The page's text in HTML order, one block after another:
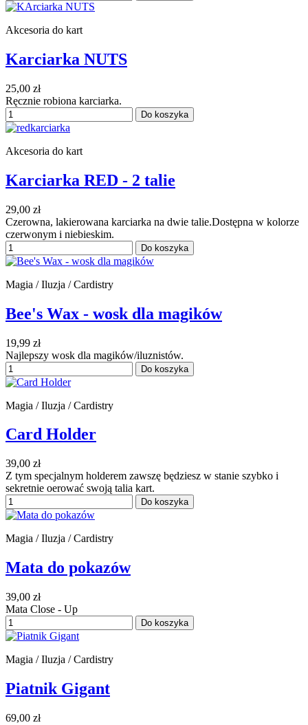
Akcesoria do kart
Karciarka NUTS
25,00 zł
Ręcznie robiona karciarka.
Do koszyka
Akcesoria do kart
Karciarka RED - 2 talie
29,00 zł
Czerowna, lakierowana karciarka na dwie talie.Dostępna w kolorze
czerwonym i niebieskim.
Do koszyka
Magia / Iluzja / Cardistry
Bee's Wax - wosk dla magików
19,99 zł
Najlepszy wosk dla magików/iluznistów.
Do koszyka
Magia / Iluzja / Cardistry
Card Holder
39,00 zł
Z tym specjalnym holderem zawszę będziesz w stanie szybko i
sekretnie oerować swoją talia kart.
Do koszyka
Magia / Iluzja / Cardistry
Mata do pokazów
39,00 zł
Mata Close - Up
Do koszyka
Magia / Iluzja / Cardistry
Piatnik Gigant
69,00 zł